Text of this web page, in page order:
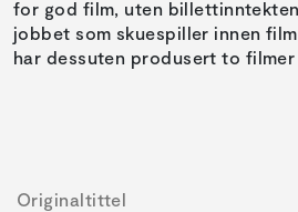
for god film, uten
jobbet som skuespiller innen
har dessuten produsert to filmer
Originaltittel